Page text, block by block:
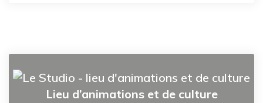
Lieu d’animations et de culture